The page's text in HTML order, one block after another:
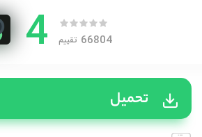
66804 تقييم 4
تحميل